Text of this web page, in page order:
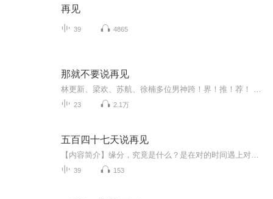
再见
39 4865
那就不要说再见
23 2.1万
五百四十七天说再见
39 153